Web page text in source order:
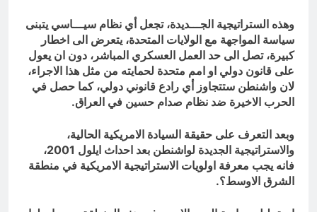
وهذه الستراتيجية الجـــديدة، تجعل أي نظام سيـــاسي يتبنى
سياسة المواجهة مع الولايات المتحدة، يتعرض الى اخطار
كبيرة، تصل الى حد العمل العسكري المباشر، دون ان يعول
على قانون دولي او امم متحدة لحمايته من مثل هذا الاجراء،
لان واشنطن ستتجاوز أي رادع قانوني دولي، كما حصل في
الحرب الاخيرة ضد نظام صدام حسين في العراق.
وبعد التعرف على حقيقة السيادة الامريكية الحالية،
والاستراتيجية الجديدة لواشنطن بعد احداث ايلول 2001،
فانه يجب معرفة اولويات الاستراتيجية الامريكية في منطقة
الشرق الاوسط؟.